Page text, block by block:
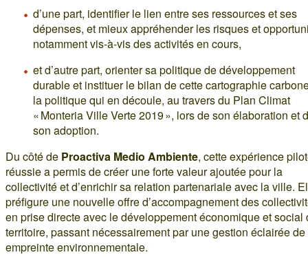
d’une part, identifier le lien entre ses ressources et ses
dépenses, et mieux appréhender les risques et
notamment vis-à-vis des activités en cours,
et d’autre part, orienter sa politique de développement
durable et instituer le bilan de cette cartographie
la politique qui en découle, au travers du Plan Climat
« Monteria Ville Verte 2019 », lors de son élaboration et
son adoption.
Du côté de Proactiva Medio Ambiente, cette expérience
réussie a permis de créer une forte valeur ajoutée pour la
collectivité et d’enrichir sa relation partenariale avec la ville.
préfigure une nouvelle offre d’accompagnement des
en prise directe avec le développement économique et social
territoire, passant nécessairement par une gestion éclairée
empreinte environnementale.